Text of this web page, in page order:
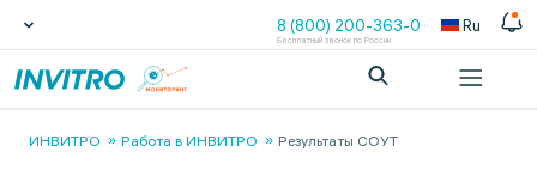
8 (800) 200-363-0
Бесплатный звонок по России
Ru
ИНВИТРО Работа в ИНВИТРО Результаты СОУТ